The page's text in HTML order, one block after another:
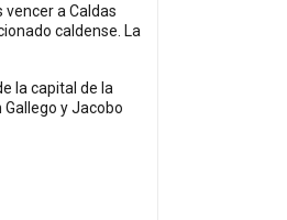
a Caldas
caldense. La
la capital de la
y Jacobo